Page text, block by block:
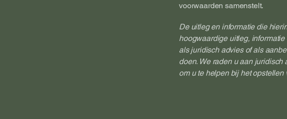
voorwaarden samenstelt.
De uitleg en informatie die
hoogwaardige uitleg,
als juridisch advies of als
doen. We raden u aan
om u te helpen bij het